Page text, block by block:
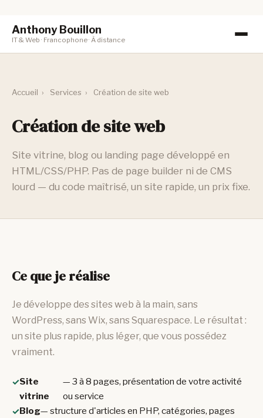
Anthony Bouillon
IT & Web · Francophone · À distance
Accueil › Services › Création de site web
Création de site web
Site vitrine, blog ou landing page développé en
HTML/CSS/PHP. Pas de page builder ni de CMS
lourd — du code maîtrisé, un site rapide, un prix fixe.
Ce que je réalise
Je développe des sites web à la main, sans
WordPress, sans Wix, sans Squarespace. Le résultat :
un site plus rapide, plus léger, que vous possédez
vraiment.
Site
vitrine
— 3 à 8 pages, présentation de votre activité
ou service
Blog— structure d'articles en PHP, catégories, pages